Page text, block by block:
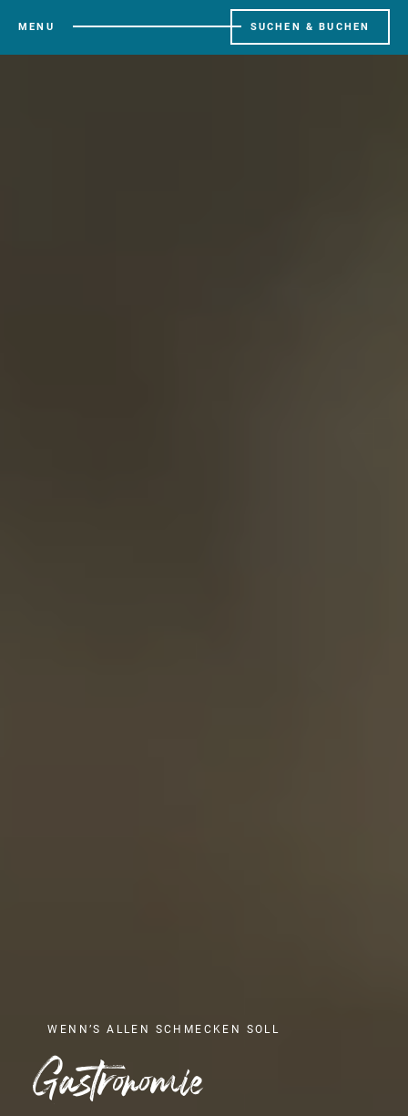
MENU SUCHEN & BUCHEN
WENN’S ALLEN SCHMECKEN SOLL
Gastronomie